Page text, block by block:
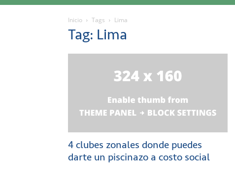
Inicio Tags Lima
Tag: Lima
4 clubes zonales donde puedes
darte un piscinazo a costo social